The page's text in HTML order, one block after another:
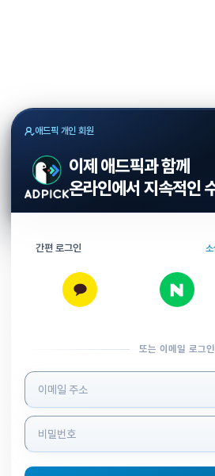
애드픽 개인 회원
이제 애드픽과 함께
온라인에서 지속적인
간편 로그인
또는 이메일 로그인
로그인 정보 입력